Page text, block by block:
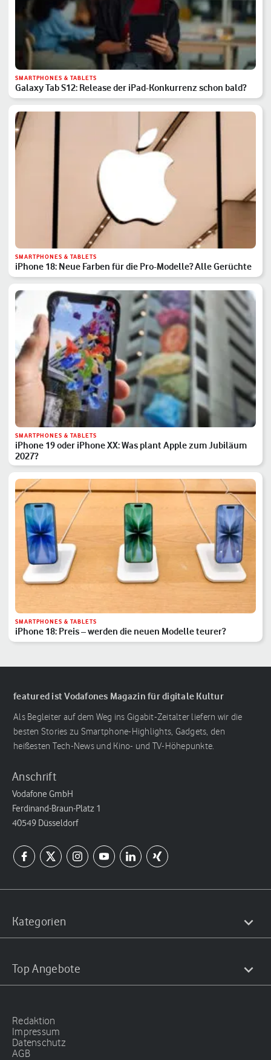
SMARTPHONES & TABLETS
Galaxy Tab S12: Release der iPad-Konkurrenz schon bald?
SMARTPHONES & TABLETS
iPhone 18: Neue Farben für die Pro-Modelle? Alle Gerüchte
SMARTPHONES & TABLETS
iPhone 19 oder iPhone XX: Was plant Apple zum Jubiläum
2027?
SMARTPHONES & TABLETS
iPhone 18: Preis – werden die neuen Modelle teurer?
featured ist Vodafones Magazin für digitale Kultur
Als Begleiter auf dem Weg ins Gigabit-Zeitalter liefern wir die
besten Stories zu Smartphone-Highlights, Gadgets, den
heißesten Tech-News und Kino- und TV-Höhepunkte.
Anschrift
Vodafone GmbH
Ferdinand-Braun-Platz 1
40549 Düsseldorf
Kategorien
Top Angebote
Redaktion
Impressum
Datenschutz
AGB